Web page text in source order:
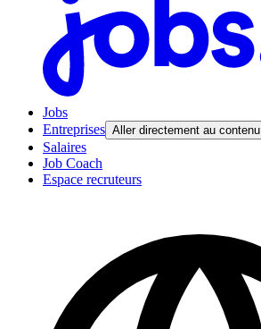
Jobs
Entreprises Aller directement au contenu
Salaires
Job Coach
Espace recruteurs